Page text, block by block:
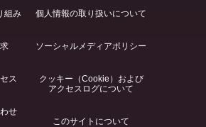
組み
ス
せ
個人情報の取り扱いについて
ソーシャルメディアポリシー
クッキー（Cookie）および
アクセスログについて
このサイトについて